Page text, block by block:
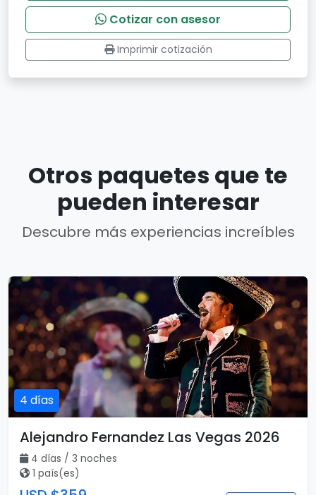
Cotizar con asesor
Imprimir cotización
Otros paquetes que te
pueden interesar
Descubre más experiencias increíbles
4 días
Alejandro Fernandez Las Vegas 2026
4 días / 3 noches
1 país(es)